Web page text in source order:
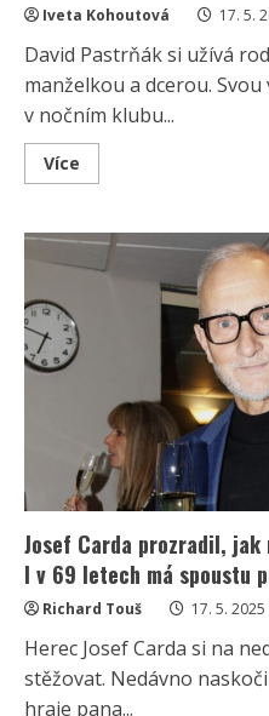
Iveta Kohoutová 17. 5.
David Pastrňák si užívá
manželkou a dcerou.
v nočním klubu...
Více
more
kým
žije
David
Pastrňák:
Rebecce
překonal
Josef Carda prozradil, jak
I v 69 letech má spoustu
Richard Touš 17. 5. 2025
Herec Josef Carda si na
stěžovat. Nedávno
hraje pana...